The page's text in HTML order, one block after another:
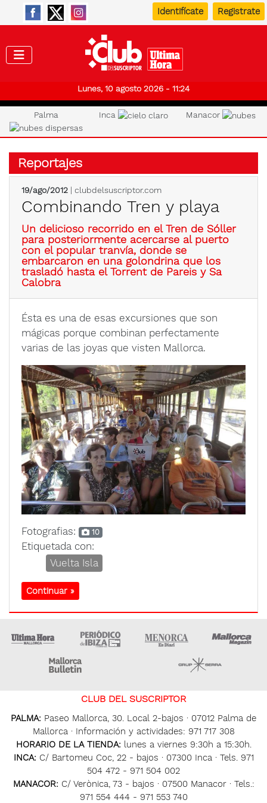
Identifícate Registrate
Lunes, 10 agosto 2026 - 11:24
Palma Inca Manacor
Reportajes
19/ago/2012 | clubdelsuscriptor.com
Combinando Tren y playa
Un delicioso recorrido en el Tren de Sóller
para posteriormente acercarse al puerto
con el popular tranvía, donde se
embarcaron en una golondrina que los
trasladó hasta el Torrent de Pareis y Sa
Calobra
Ésta es una de esas excursiones que son
mágicas porque combinan perfectamente
varias de las joyas que visten Mallorca.
Fotografias: 10
Etiquetada con:
Vuelta Isla
Continuar »
Ultima Hora Ultima hora Ibiza Menorca • Es Diari
CLUB DEL SUSCRIPTOR
PALMA: Paseo Mallorca, 30. Local 2-bajos · 07012 Palma de
Mallorca · Información y actividades: 971 717 308
HORARIO DE LA TIENDA: lunes a viernes 9:30h a 15:30h.
INCA: C/ Bartomeu Coc, 22 - bajos · 07300 Inca · Tels. 971
504 472 - 971 504 002
MANACOR: C/ Verònica, 73 - bajos · 07500 Manacor · Tels.:
971 554 444 - 971 553 740